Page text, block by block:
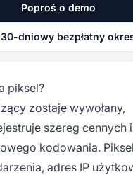
Poproś o demo
dniowy bezpłatny
piksel?
zostaje wywołany,
szereg cennych
kodowania.
adres IP